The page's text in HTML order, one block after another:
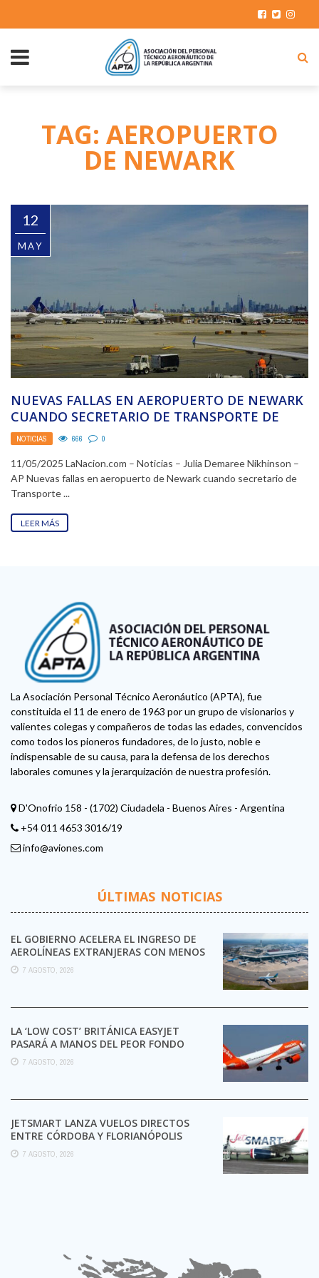
TAG: AEROPUERTO
DE NEWARK
12
MAY
NUEVAS FALLAS EN AEROPUERTO DE NEWARK
CUANDO SECRETARIO DE TRANSPORTE DE
TRUMP PLANEA REDUCIR VUELOS
NOTICIAS 666 0
11/05/2025 LaNacion.com – Noticias – Julia Demaree Nikhinson –
AP Nuevas fallas en aeropuerto de Newark cuando secretario de
Transporte ...
LEER MÁS
La Asociación Personal Técnico Aeronáutico (APTA), fue
constituida el 11 de enero de 1963 por un grupo de visionarios y
valientes colegas y compañeros de todas las edades, convencidos
como todos los pioneros fundadores, de lo justo, noble e
indispensable de su causa, para la defensa de los derechos
laborales comunes y la jerarquización de nuestra profesión.
D'Onofrio 158 - (1702) Ciudadela - Buenos Aires - Argentina
+54 011 4653 3016/19
info@aviones.com
ÚLTIMAS NOTICIAS
EL GOBIERNO ACELERA EL INGRESO DE
AEROLÍNEAS EXTRANJERAS CON MENOS
TRÁMITES
7 AGOSTO, 2026
LA ‘LOW COST’ BRITÁNICA EASYJET
PASARÁ A MANOS DEL PEOR FONDO
POSIBLE:
7 AGOSTO, 2026
JETSMART LANZA VUELOS DIRECTOS
ENTRE CÓRDOBA Y FLORIANÓPOLIS
7 AGOSTO, 2026